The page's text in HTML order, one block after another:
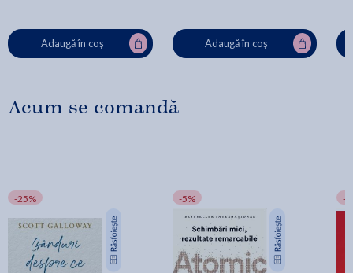
Adaugă în coș Adaugă în coș
Acum se comandă
-25% -5% -